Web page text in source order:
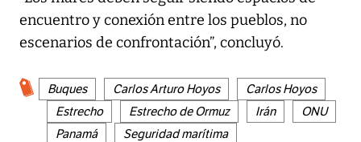
encuentro y conexión entre los pueblos, no
escenarios de confrontación”, concluyó.
Buques Carlos Arturo Hoyos
Carlos Hoyos
Estrecho
Estrecho de Ormuz Irán
ONU
Panamá
Seguridad marítima